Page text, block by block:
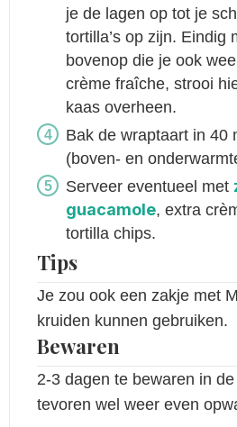
je de lagen op tot je
tortilla’s op zijn. Eindig
bovenop die je ook
crème fraîche, strooi
kaas overheen.
Bak de wraptaart in 40
(boven- en
Serveer eventueel met
guacamole, extra
tortilla chips.
Tips
Je zou ook een zakje met
kruiden kunnen gebruiken.
Bewaren
2-3 dagen te bewaren in
tevoren wel weer even